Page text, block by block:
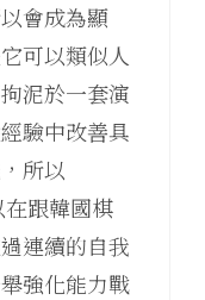
會成為顯
可以類似人
泥於一套演
驗中改善具
所以
跟韓國棋
連續的自我
強化能力戰